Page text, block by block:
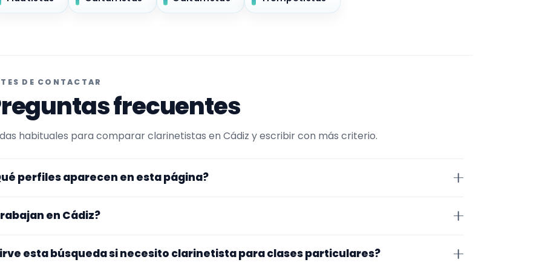
DE CONTACTAR
frecuentes
habituales para comparar clarinetistas en Cádiz y escribir con más criterio.
perfiles aparecen en esta página?
por experiencia o disponibilidad para clases particulares. Además, la página se
en Cádiz?
exacto, fechas, desplazamiento y disponibilidad antes de cerrar nada.
esta búsqueda si necesito clarinetista para clases particulares?